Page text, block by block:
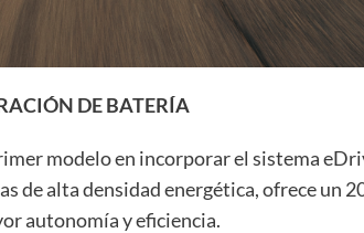
DE BATERÍA
modelo en incorporar el sistema
de alta densidad energética, ofrece un
autonomía y eficiencia.